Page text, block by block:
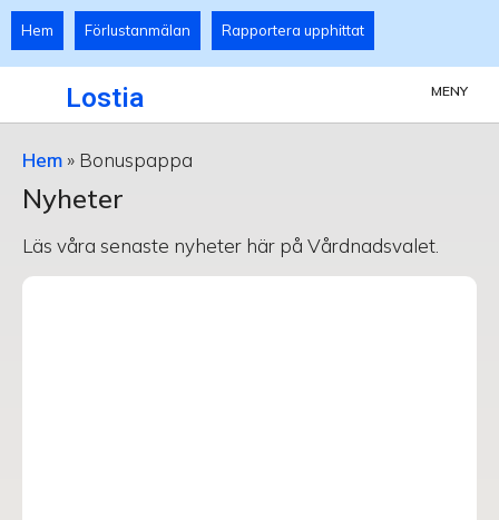
Hem Förlustanmälan Rapportera upphittat
Lostia MENY
Hem » Bonuspappa
Nyheter
Läs våra senaste nyheter här på Vårdnadsvalet.